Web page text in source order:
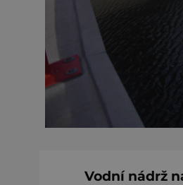
Vodní nádrž